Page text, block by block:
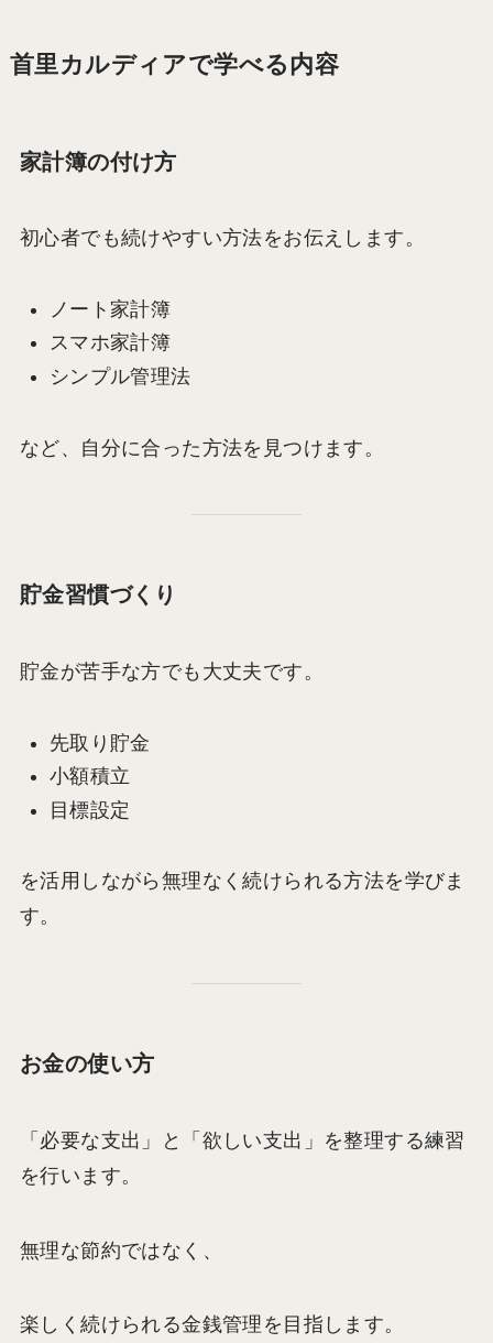
首里カルディアで学べる内容
家計簿の付け方
初心者でも続けやすい方法をお伝えします。
ノート家計簿
スマホ家計簿
シンプル管理法
など、自分に合った方法を見つけます。
貯金習慣づくり
貯金が苦手な方でも大丈夫です。
先取り貯金
小額積立
目標設定
を活用しながら無理なく続けられる方法を学びま
す。
お金の使い方
「必要な支出」と「欲しい支出」を整理する練習
を行います。
無理な節約ではなく、
楽しく続けられる金銭管理を目指します。